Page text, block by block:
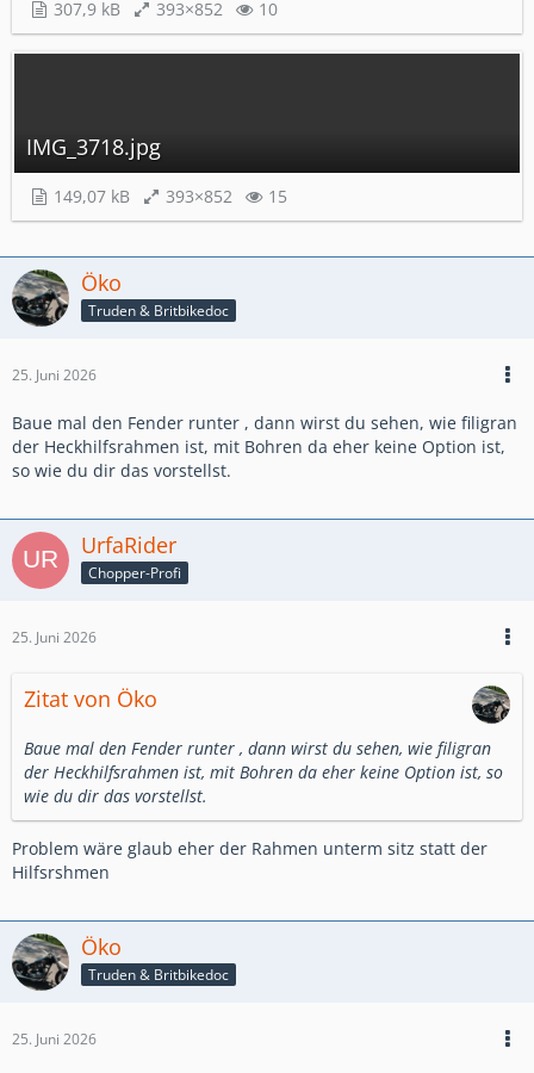
307,9 kB 393×852 10
IMG_3718.jpg
149,07 kB 393×852 15
Öko
Truden & Britbikedoc
25. Juni 2026
Baue mal den Fender runter , dann wirst du sehen, wie filigran
der Heckhilfsrahmen ist, mit Bohren da eher keine Option ist,
so wie du dir das vorstellst.
UrfaRider
Chopper-Profi
25. Juni 2026
Zitat von Öko
Baue mal den Fender runter , dann wirst du sehen, wie filigran
der Heckhilfsrahmen ist, mit Bohren da eher keine Option ist, so
wie du dir das vorstellst.
Problem wäre glaub eher der Rahmen unterm sitz statt der
Hilfsrshmen
Öko
Truden & Britbikedoc
25. Juni 2026